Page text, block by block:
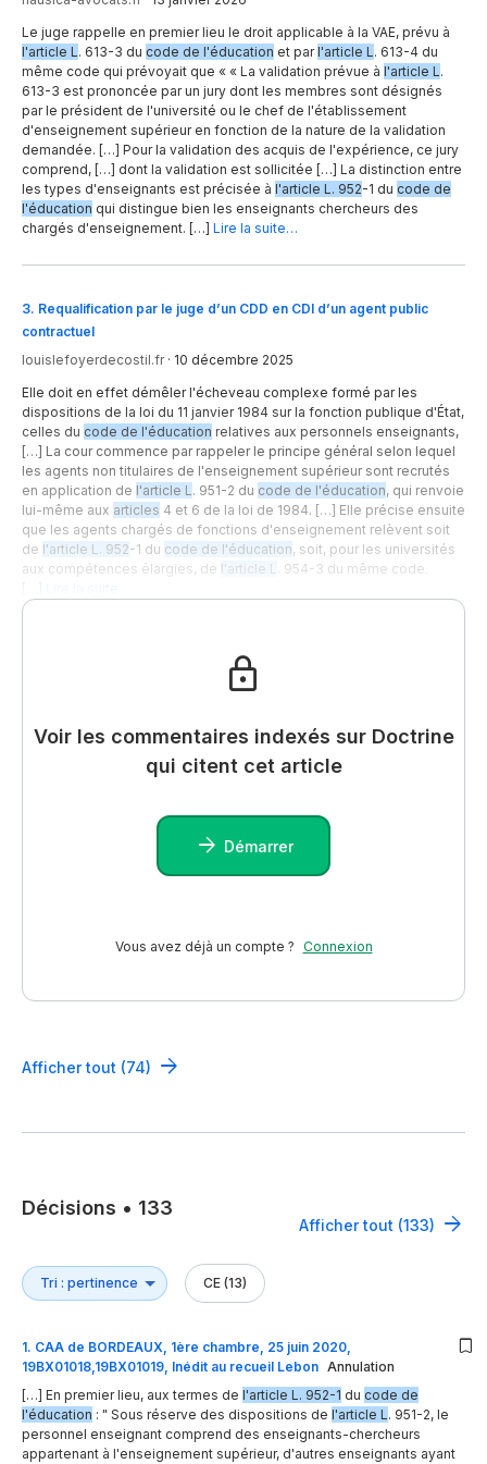
Le juge rappelle en premier lieu le droit applicable à la VAE, prévu à
l'article L . 613-3 du code de l'éducation et parl'article L . 613-4 du
même code qui prévoyait que « « La validation prévue à l'article L .
613-3 est prononcée par un jury dont les membres sont désignés
par le président de l'université ou le chef de l'établissement
d'enseignement supérieur en fonction de la nature de la validation
demandée. […] Pour la validation des acquis de l'expérience, ce jury
comprend, […] dont la validation est sollicitée […] La distinction entre
les types d'enseignants est précisée à l'article L. 952-1 du code de
l'éducation qui distingue bien les enseignants chercheurs des
chargés d'enseignement. […] Lire la suite…
3. Requalification par le juge d’un CDD en CDI d’un agent public
contractuel
louislefoyerdecostil.fr· 10 décembre 2025
Elle doit en effet démêler l'écheveau complexe formé par les
dispositions de la loi du 11 janvier 1984 sur la fonction publique d'État,
celles du code de l'éducation relatives aux personnels enseignants,
[…] La cour commence par rappeler le principe général selon lequel
les agents non titulaires de l'enseignement supérieur sont recrutés
en application de l'article L. 951-2 du code de l'éducation, qui renvoie
lui-même aux articles 4 et 6 de la loi de 1984. […] Elle précise ensuite
que les agents chargés de fonctions d'enseignement relèvent soit
de l'article L. 952-1 du code de l'éducation, soit, pour les universités
aux compétences élargies, de l'article L . 954-3 du même code.
Voir les commentaires indexés sur Doctrine
qui citent cet article
Démarrer
Vous avez déjà un compte ? Connexion
Afficher tout (74)
Décisions • 133
Afficher tout (133)
CE (13)
1. CAA de BORDEAUX, 1ère chambre, 25 juin 2020,
19BX01018,19BX01019, Inédit au recueil Lebon Annulation
[…] En premier lieu, aux termes de l'article L. 952-1 du code de
l'éducation : " Sous réserve des dispositions de l'article L. 951-2, le
personnel enseignant comprend des enseignants-chercheurs
appartenant à l'enseignement supérieur, d'autres enseignants ayant